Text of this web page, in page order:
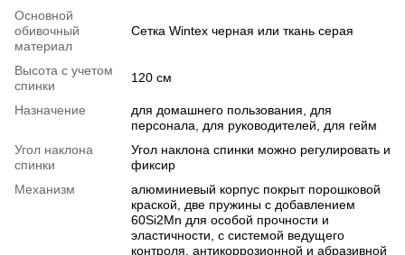
Основной
обивочный
материал
Сетка Wintex черная или ткань серая
Высота с учетом
спинки
120 см
Назначение
для домашнего пользования, для
персонала, для руководителей, для гейм
Угол наклона
спинки
Угол наклона спинки можно регулировать и
фиксир
Механизм
алюминиевый корпус покрыт порошковой
краской, две пружины с добавлением
60Si2Mn для особой прочности и
эластичности, с системой ведущего
контроля, антикоррозионной и абразивной